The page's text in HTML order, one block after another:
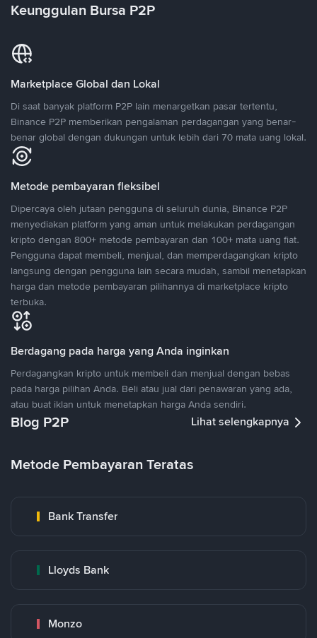
Keunggulan Bursa P2P
Marketplace Global dan Lokal
Di saat banyak platform P2P lain menargetkan pasar tertentu,
Binance P2P memberikan pengalaman perdagangan yang benar-
benar global dengan dukungan untuk lebih dari 70 mata uang lokal.
Metode pembayaran fleksibel
Dipercaya oleh jutaan pengguna di seluruh dunia, Binance P2P
menyediakan platform yang aman untuk melakukan perdagangan
kripto dengan 800+ metode pembayaran dan 100+ mata uang fiat.
Pengguna dapat membeli, menjual, dan memperdagangkan kripto
langsung dengan pengguna lain secara mudah, sambil menetapkan
harga dan metode pembayaran pilihannya di marketplace kripto
terbuka.
Berdagang pada harga yang Anda inginkan
Perdagangkan kripto untuk membeli dan menjual dengan bebas
pada harga pilihan Anda. Beli atau jual dari penawaran yang ada,
atau buat iklan untuk menetapkan harga Anda sendiri.
Blog P2P Lihat selengkapnya
Metode Pembayaran Teratas
Bank Transfer
Lloyds Bank
Monzo